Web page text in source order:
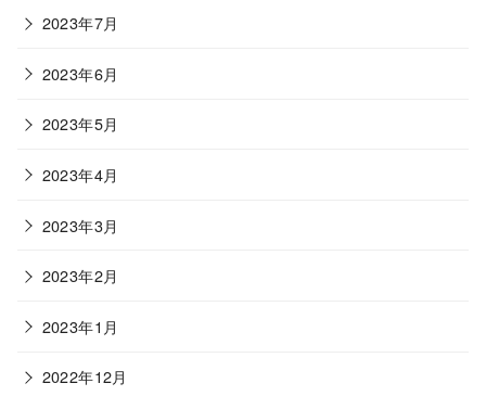
2023年7月
2023年6月
2023年5月
2023年4月
2023年3月
2023年2月
2023年1月
2022年12月